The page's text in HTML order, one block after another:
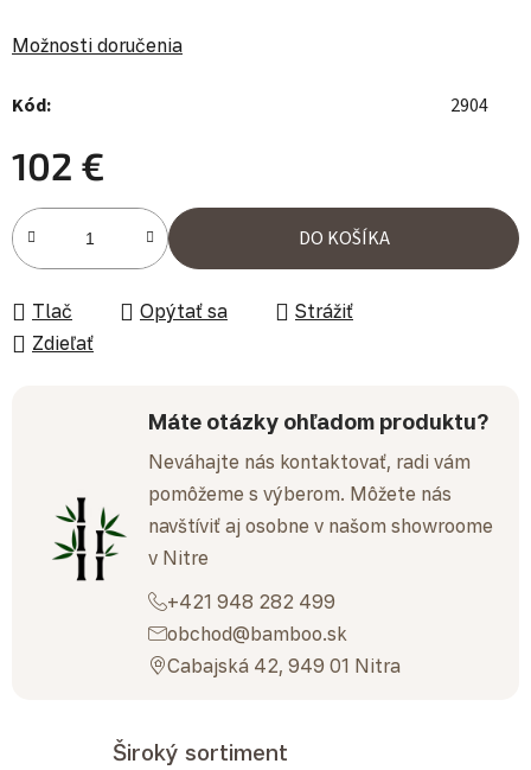
Možnosti doručenia
Kód: 2904
102 €
Jednotková cena:
DO KOŠÍKA
Tlač Opýtať sa
Strážiť
Zdieľať
Máte otázky ohľadom produktu?
Neváhajte nás kontaktovať, radi vám
pomôžeme s výberom. Môžete nás
navštíviť aj osobne v našom showroome
v Nitre
+421 948 282 499
obchod@bamboo.sk
Cabajská 42, 949 01 Nitra
Široký sortiment